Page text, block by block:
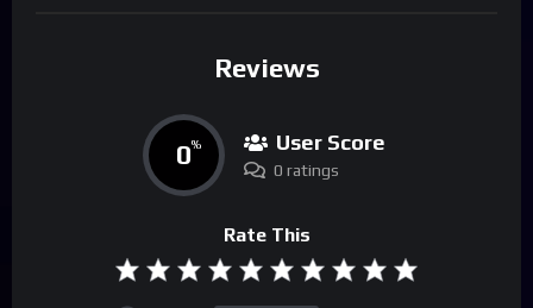
Reviews
0% User Score
0 ratings
Rate This